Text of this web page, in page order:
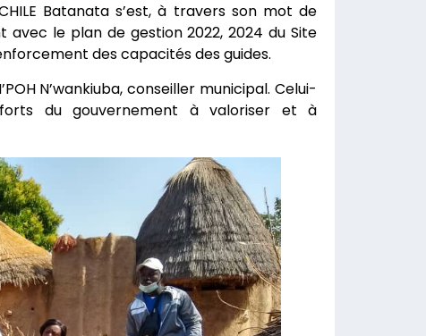
Batanata s’est, à travers son mot de
le plan de gestion 2022, 2024 du Site
des capacités des guides.
N’wankiuba, conseiller municipal. Celui-
du gouvernement à valoriser et à